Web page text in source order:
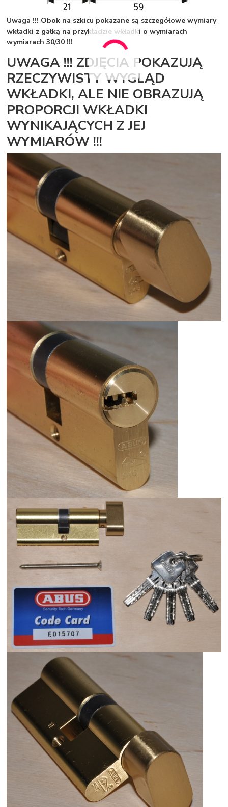
Uwaga !!! Obok na szkicu pokazane są szczegółowe wymiary
wkładki z gałką na przykładzie wkładki o wymiarach
wymiarach 30/30 !!!
UWAGA !!! ZDJĘCIA POKAZUJĄ
RZECZYWISTY WYGLĄD
WKŁADKI, ALE NIE OBRAZUJĄ
PROPORCJI WKŁADKI
WYNIKAJĄCYCH Z JEJ
WYMIARÓW !!!